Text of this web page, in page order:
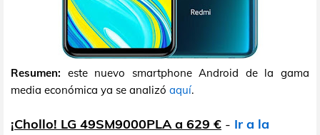
Resumen: este nuevo smartphone Android de la gama
media económica ya se analizó aquí.
¡Chollo! LG 49SM9000PLA a 629 € - Ir a la